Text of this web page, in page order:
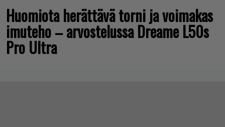
Huomiota herättävä torni ja voimakas
imuteho – arvostelussa Dreame L50s
Pro Ultra